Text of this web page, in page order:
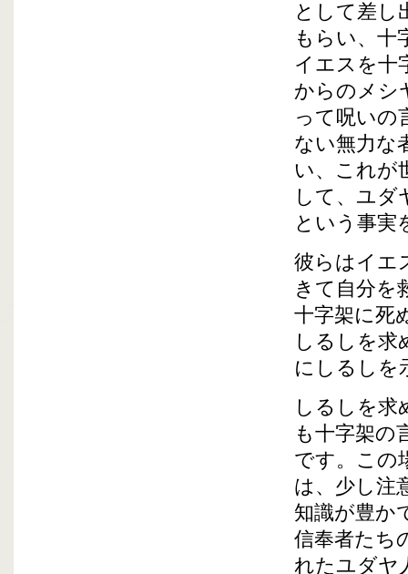
として差し
もらい、十
イエスを十
からのメシ
って呪いの
ない無力な
い、これが
して、ユダ
という事実
彼らはイエ
きて自分を
十字架に死
しるしを求
にしるしを
しるしを求
も十字架の
です。この
は、少し注
知識が豊か
信奉者たち
れたユダヤ